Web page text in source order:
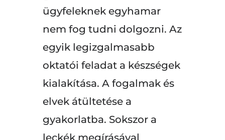
ügyfeleknek egyhamar
nem fog tudni dolgozni. Az
egyik legizgalmasabb
oktatói feladat a készségek
kialakítása. A fogalmak és
elvek átültetése a
gyakorlatba. Sokszor a